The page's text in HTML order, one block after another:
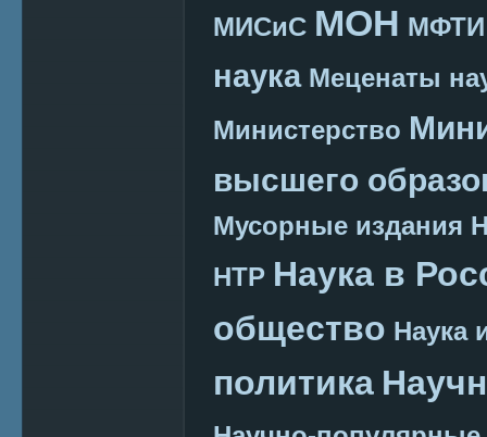
МИСиС МОН МФТИ
наука Меценаты
Министерство
высшего
Мусорные издания
НТР Наука в
общество Наука
политика